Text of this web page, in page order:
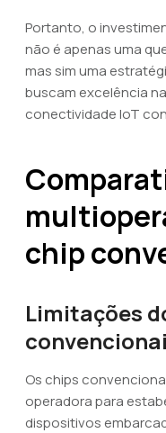
Portanto, o
não é apenas uma
mas sim uma
buscam excelência
conectividade IoT
chip
Limitações
Os chips
operadora para
dispositivos